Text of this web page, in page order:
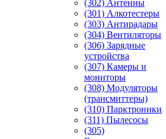
(302) Антенны
(301) Алкотестеры
(303) Антирадары
(304) Вентиляторы
(306) Зарядные
устройства
(307) Камеры и
мониторы
(308) Модуляторы
(трансмиттеры)
(310) Парктроники
(311) Пылесосы
(305)